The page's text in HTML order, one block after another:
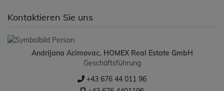
Kontaktieren Sie uns
Andrijana Acimovac, HOMEX Real Estate GmbH
Geschäftsführung
+43 676 44 011 96